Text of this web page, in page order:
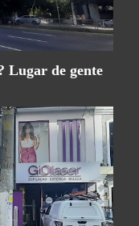
Lugar de gente